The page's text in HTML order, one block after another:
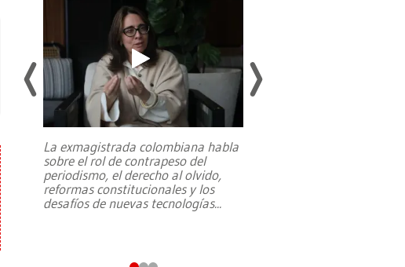
La exmagistrada colombiana habla
sobre el rol de contrapeso del
periodismo, el derecho al olvido,
reformas constitucionales y los
desafíos de nuevas tecnologías...